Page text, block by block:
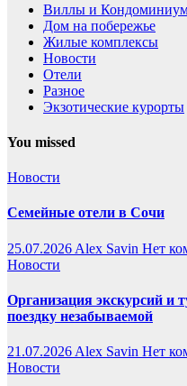
Виллы и
Дом на побережье
Жилые комплексы
Новости
Отели
Разное
Экзотические курорты
You missed
Новости
Семейные отели в Сочи
25.07.2026 Alex Savin Нет
Новости
Организация экскурсий и
поездку незабываемой
21.07.2026 Alex Savin Нет
Новости